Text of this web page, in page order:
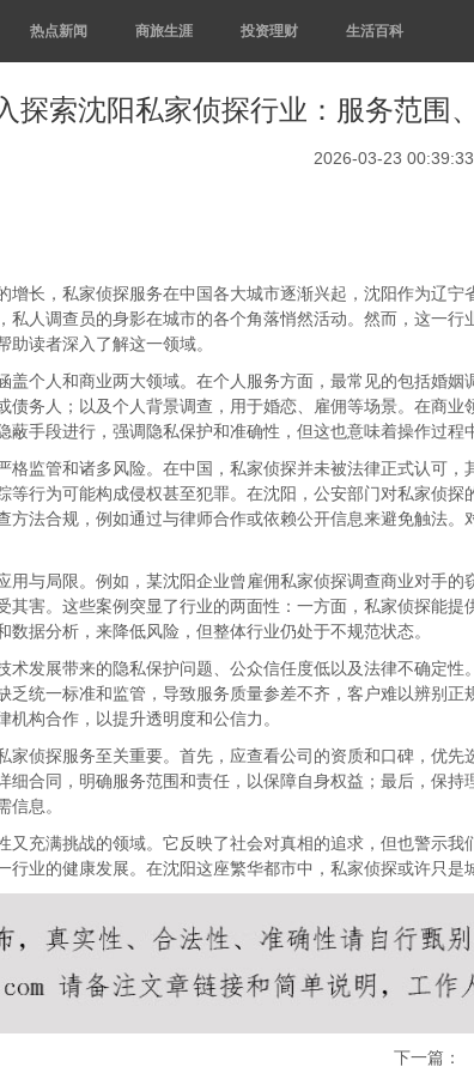
热点新闻 商旅生涯 投资理财 生活百科
探索沈阳私家侦探行业：服务范围
2026-03-23 00:39:33
增长，私家侦探服务在中国各大城市逐渐兴起，沈阳作为辽
私人调查员的身影在城市的各个角落悄然活动。然而，这一
读者深入了解这一领域。
个人和商业两大领域。在个人服务方面，最常见的包括婚
债务人；以及个人背景调查，用于婚恋、雇佣等场景。在商
手段进行，强调隐私保护和准确性，但这也意味着操作过程
格监管和诸多风险。在中国，私家侦探并未被法律正式认可
等行为可能构成侵权甚至犯罪。在沈阳，公安部门对私家侦
方法合规，例如通过与律师合作或依赖公开信息来避免触法
用与局限。例如，某沈阳企业曾雇佣私家侦探调查商业对手
其害。这些案例突显了行业的两面性：一方面，私家侦探能
据分析，来降低风险，但整体行业仍处于不规范状态。
发展带来的隐私保护问题、公众信任度低以及法律不确定
乏统一标准和监管，导致服务质量参差不齐，客户难以辨别
构合作，以提升透明度和公信力。
家侦探服务至关重要。首先，应查看公司的资质和口碑，优
合同，明确服务范围和责任，以保障自身权益；最后，保
息。
又充满挑战的领域。它反映了社会对真相的追求，但也警示
业的健康发展。在沈阳这座繁华都市中，私家侦探或许只是
下一篇：